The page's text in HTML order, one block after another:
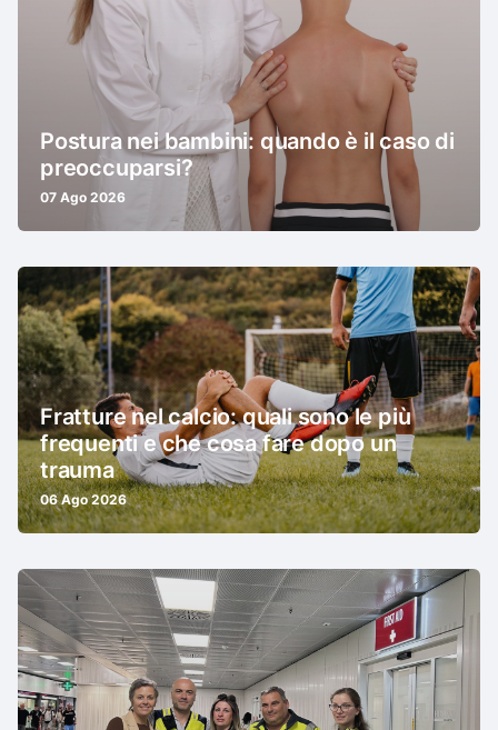
Postura nei bambini: quando è il caso di
preoccuparsi?
07 Ago 2026
Fratture nel calcio: quali sono le più
frequenti e che cosa fare dopo un
trauma
06 Ago 2026